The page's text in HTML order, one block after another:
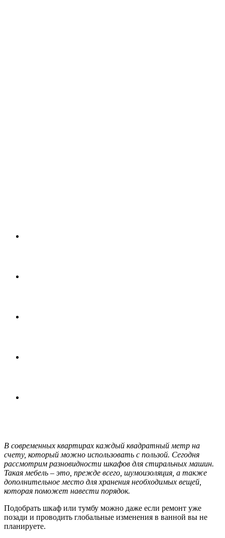
В современных квартирах каждый квадратный метр на
счету, который можно использовать с пользой. Сегодня
рассмотрим разновидности шкафов для стиральных машин.
Такая мебель – это, прежде всего, шумоизоляция, а также
дополнительное место для хранения необходимых вещей,
которая поможет навести порядок.
Подобрать шкаф или тумбу можно даже если ремонт уже
позади и проводить глобальные изменения в ванной вы не
планируете.